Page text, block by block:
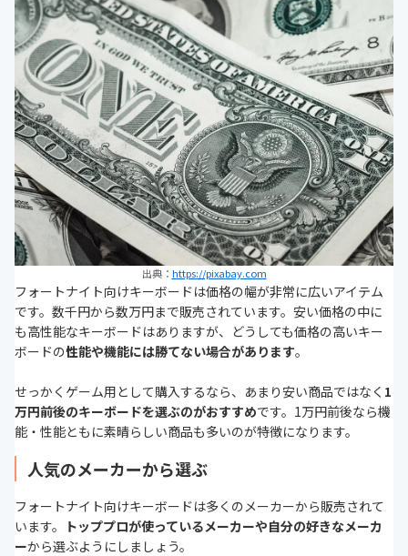
出典： https://pixabay.com
フォートナイト向けキーボードは価格の幅が非常に広いアイテム
です。数千円から数万円まで販売されています。安い価格の中に
も高性能なキーボードはありますが、どうしても価格の高いキー
ボードの性能や機能には勝てない場合があります。
せっかくゲーム用として購入するなら、あまり安い商品ではなく 1
万円前後のキーボードを選ぶのがおすすめです。1万円前後なら機
能・性能ともに素晴らしい商品も多いのが特徴になります。
人気のメーカーから選ぶ
フォートナイト向けキーボードは多くのメーカーから販売されて
います。
トッププロが使っているメーカーや自分の好きなメーカ
ーから選ぶようにしましょう。